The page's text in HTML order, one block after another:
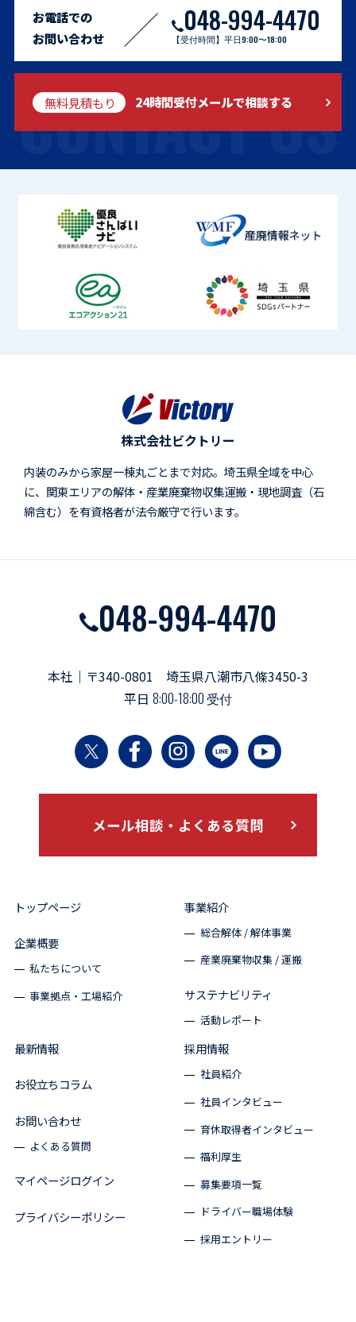
CONTACT US
お電話での
お問い合わせ
048-994-4470
【受付時間】平日9:00〜18:00
無料見積もり 24時間受付メールで相談する
株式会社ビクトリー
内装のみから家屋一棟丸ごとまで対応。埼玉県全域を中心
に、関東エリアの解体・産業廃棄物収集運搬・現地調査（石
綿含む）を有資格者が法令厳守で行います。
048-994-4470
本社｜〒340-0801 埼玉県八潮市八條3450-3
平日 8:00-18:00 受付
メール相談・よくある質問
トップページ
企業概要
私たちについて
事業拠点・工場紹介
事業紹介
総合解体 / 解体事業
産業廃棄物収集 / 運搬
サステナビリティ
活動レポート
最新情報
お役立ちコラム
お問い合わせ
よくある質問
マイページログイン
プライバシーポリシー
採用情報
社員紹介
社員インタビュー
育休取得者インタビュー
福利厚生
募集要項一覧
ドライバー職場体験
採用エントリー